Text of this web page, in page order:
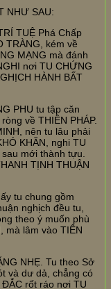
NHƯ SAU:
TUỆ Phá Chấp
TRÀNG, kém về
MẠNG mà đánh
nơi TU CHỨNG
HÀNH BẤT
PHU tu tập căn
về THIÊN PHÁP.
nên tu lâu phải
KHĂN, nghi TU
mới thành tựu.
TỊNH THUẬN
tu chung gồm
nghịch đều tu,
theo ý muốn phù
mà lâm vào TIÊN
NHẸ. Tu theo Sở
và dư dả, chẳng có
rốt ráo nơi TU